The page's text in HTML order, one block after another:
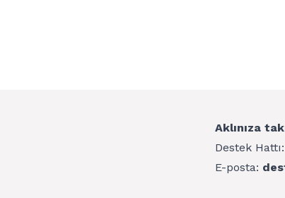
Aklınıza
Destek Hattı:
E-posta: